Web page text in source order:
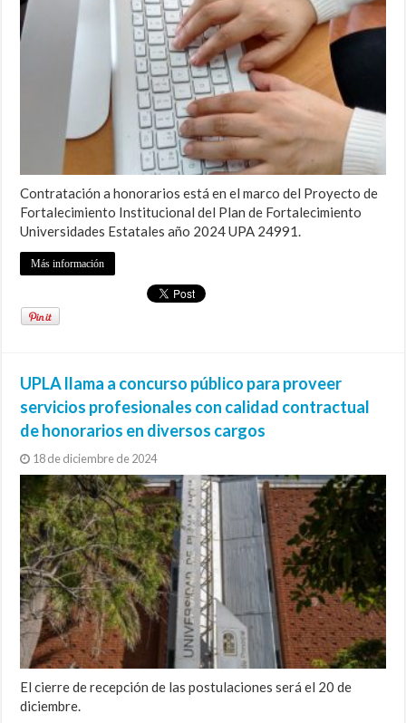
Contratación a honorarios está en el marco del Proyecto de
Fortalecimiento Institucional del Plan de Fortalecimiento
Universidades Estatales año 2024 UPA 24991.
Más información
UPLA llama a concurso público para proveer
servicios profesionales con calidad contractual
de honorarios en diversos cargos
18 de diciembre de 2024
El cierre de recepción de las postulaciones será el 20 de
diciembre.